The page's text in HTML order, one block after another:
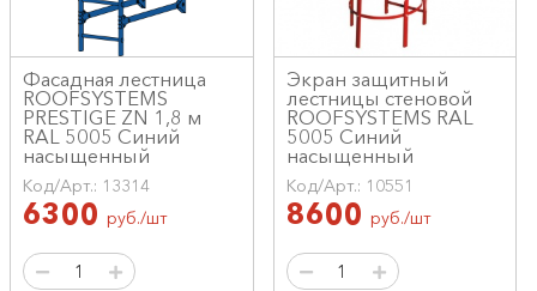
Фасадная лестница
ROOFSYSTEMS
PRESTIGE ZN 1,8 м
RAL 5005 Синий
насыщенный
Код/Арт.: 13314
6300 руб./шт
Экран защитный
лестницы стеновой
ROOFSYSTEMS RAL
5005 Синий
насыщенный
Код/Арт.: 10551
8600 руб./шт